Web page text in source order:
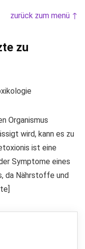
zurück zum menü ↑
zu
Organismus
wird, kann es zu
ist eine
Symptome eines
da Nährstoffe und